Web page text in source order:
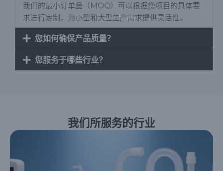
我们的最小订单量（MOQ）可以根据您项目的具体要
求进行定制，为小型和大型生产需求提供灵活性。.
您如何确保产品质量？
您服务于哪些行业？
我们所服务的行业